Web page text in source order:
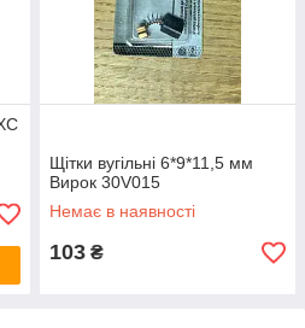
Щітки вугільні 6*9*11,5 мм
Вирок 30V015
Немає в наявності
103 ₴